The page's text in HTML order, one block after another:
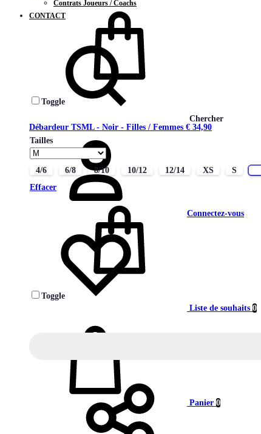
Contrats Joueurs / Coachs
CONTACT
Chercher
Connectez-vous
Liste de souhaits 0
Panier 0
Toggle
Débardeur TSML - Noir - Filles / Femmes € 34,90
Tailles
4/6 6/8 8/10 10/12 12/14 XS S
Effacer
Toggle